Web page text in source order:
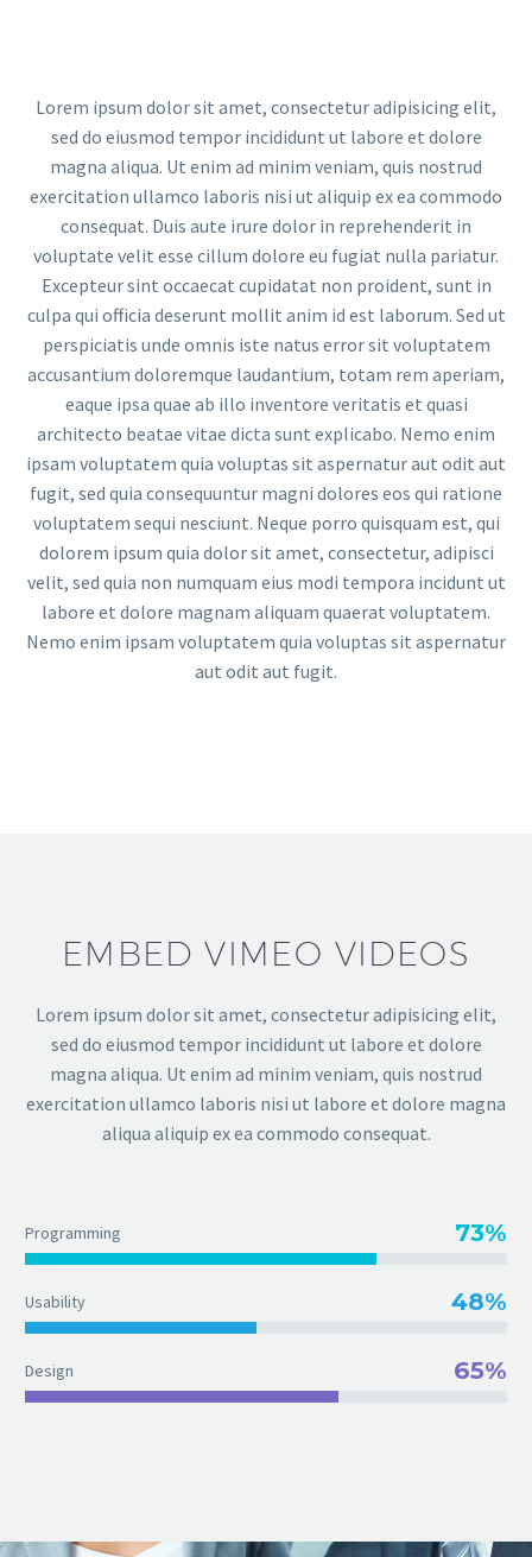
Lorem ipsum dolor sit amet, consectetur adipisicing elit,
sed do eiusmod tempor incididunt ut labore et dolore
magna aliqua. Ut enim ad minim veniam, quis nostrud
exercitation ullamco laboris nisi ut aliquip ex ea commodo
consequat. Duis aute irure dolor in reprehenderit in
voluptate velit esse cillum dolore eu fugiat nulla pariatur.
Excepteur sint occaecat cupidatat non proident, sunt in
culpa qui officia deserunt mollit anim id est laborum. Sed ut
perspiciatis unde omnis iste natus error sit voluptatem
accusantium doloremque laudantium, totam rem aperiam,
eaque ipsa quae ab illo inventore veritatis et quasi
architecto beatae vitae dicta sunt explicabo. Nemo enim
ipsam voluptatem quia voluptas sit aspernatur aut odit aut
fugit, sed quia consequuntur magni dolores eos qui ratione
voluptatem sequi nesciunt. Neque porro quisquam est, qui
dolorem ipsum quia dolor sit amet, consectetur, adipisci
velit, sed quia non numquam eius modi tempora incidunt ut
labore et dolore magnam aliquam quaerat voluptatem.
Nemo enim ipsam voluptatem quia voluptas sit aspernatur
aut odit aut fugit.
EMBED VIMEO VIDEOS
Lorem ipsum dolor sit amet, consectetur adipisicing elit,
sed do eiusmod tempor incididunt ut labore et dolore
magna aliqua. Ut enim ad minim veniam, quis nostrud
exercitation ullamco laboris nisi ut labore et dolore magna
aliqua aliquip ex ea commodo consequat.
Programming 73%
Usability 48%
Design 65%